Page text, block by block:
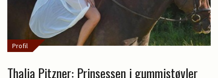
Profil
Thalia Pitzner: Prinsessen i gummistøvler